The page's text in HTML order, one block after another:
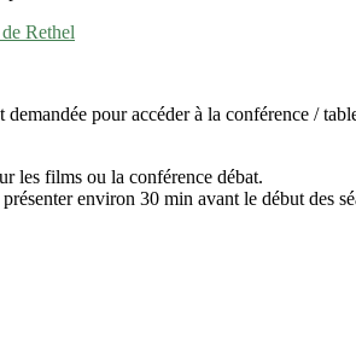
Rethel
pour accéder à la conférence /
les films ou la conférence débat.
environ 30 min avant le début des